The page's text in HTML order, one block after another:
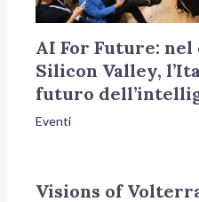
AI For Future:
Silicon Valley,
futuro
Eventi
Visions of